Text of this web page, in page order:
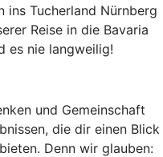
ins Tucherland Nürnberg
Reise in die Bavaria
es nie langweilig!
und Gemeinschaft
die dir einen Blick
Denn wir glauben: